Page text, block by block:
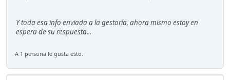
Y toda esa info enviada a la gestoría, ahora mismo estoy en
espera de su respuesta...
A 1 persona le gusta esto.